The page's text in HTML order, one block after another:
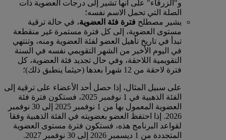
و"الزرقاء" على أنها تشير إلى درجات العضوية ذات
الصلة التي تحمل الاسم نفسه؛
يشير مصطلح فترة فئة العضوية، في حالة ترقية
مستوى العضوية، إلى كل فترة مستمرة غير منقطعة
تبدأ في تاريخ تأهيل العضو لفئة العضوية ومنه، وتنتهي
في اليوم الأخير من الشهر التقويمي نفسه في السنة
التقويمية اللاحقة، وفي حال تجديد فئة العضوية، كل
فترة لاحقة من 12 شهرا بعدها (حيثما ينطبق ذلك)؛
على سبيل المثال، إذا حصل أحد الأعضاء على ترقية إلى
الفئة الذهبية في 1 نوفمبر 2025، فستكون فترة فئة
العضوية المعمول بها من 1 نوفمبر 2025 إلى 30 نوفمبر
2026. إذا احتفظ العضو بعضويته في الفئة الذهبية وفقا
لقواعد البرنامج هذه، فستكون فترة مستوى العضوية
المتجددة من 1 ديسمبر 2026 إلى 30 نوفمبر 2027.